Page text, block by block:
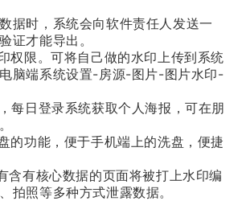
据时，系统会向软件责任人发送一
证才能导出。
权限。可将自己做的水印上传到系统
脑端系统设置-房源-图片-图片水印-
每日登录系统获取个人海报，可在朋
的功能，便于手机端上的洗盘，便捷
含有核心数据的页面将被打上水印编
拍照等多种方式泄露数据。